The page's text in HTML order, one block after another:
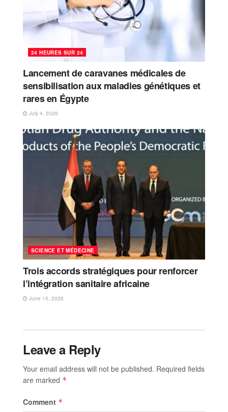
24 HEURES SUR 24
Lancement de caravanes médicales de
sensibilisation aux maladies génétiques et
rares en Égypte
July 4, 2026
SCIENCE ET MÉDECINE
Trois accords stratégiques pour renforcer
l’intégration sanitaire africaine
June 15, 2026
Leave a Reply
Your email address will not be published. Required fields
are marked *
Comment *